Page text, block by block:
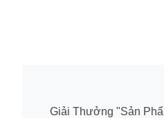
Giải Thưởng "Sản